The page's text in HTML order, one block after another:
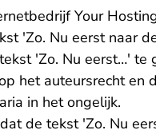
Your
'Zo. Nu eerst naar
'Zo. Nu eerst…' te
het auteursrecht en
in het ongelijk.
de tekst 'Zo. Nu